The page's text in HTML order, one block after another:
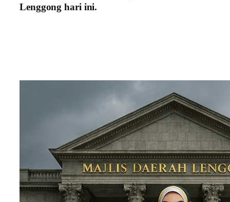
Lenggong hari ini.